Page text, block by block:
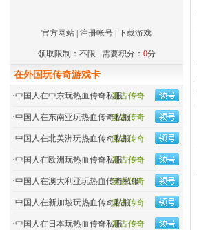
官方网站 注册帐号 下载游戏
领取限制：不限 需要积分： 0分
在外国玩传奇游戏卡
复古传奇
·中国人在中东玩热血传奇私服
复古传奇
·中国人在东南亚玩热血传奇私服
复古传奇
·中国人在北美洲玩热血传奇私服
复古传奇
·中国人在欧洲玩热血传奇私服
复古传奇
·中国人在澳大利亚玩热血传奇私服
复古传奇
·中国人在新加坡玩热血传奇私服
复古传奇
·中国人在日本玩热血传奇私服